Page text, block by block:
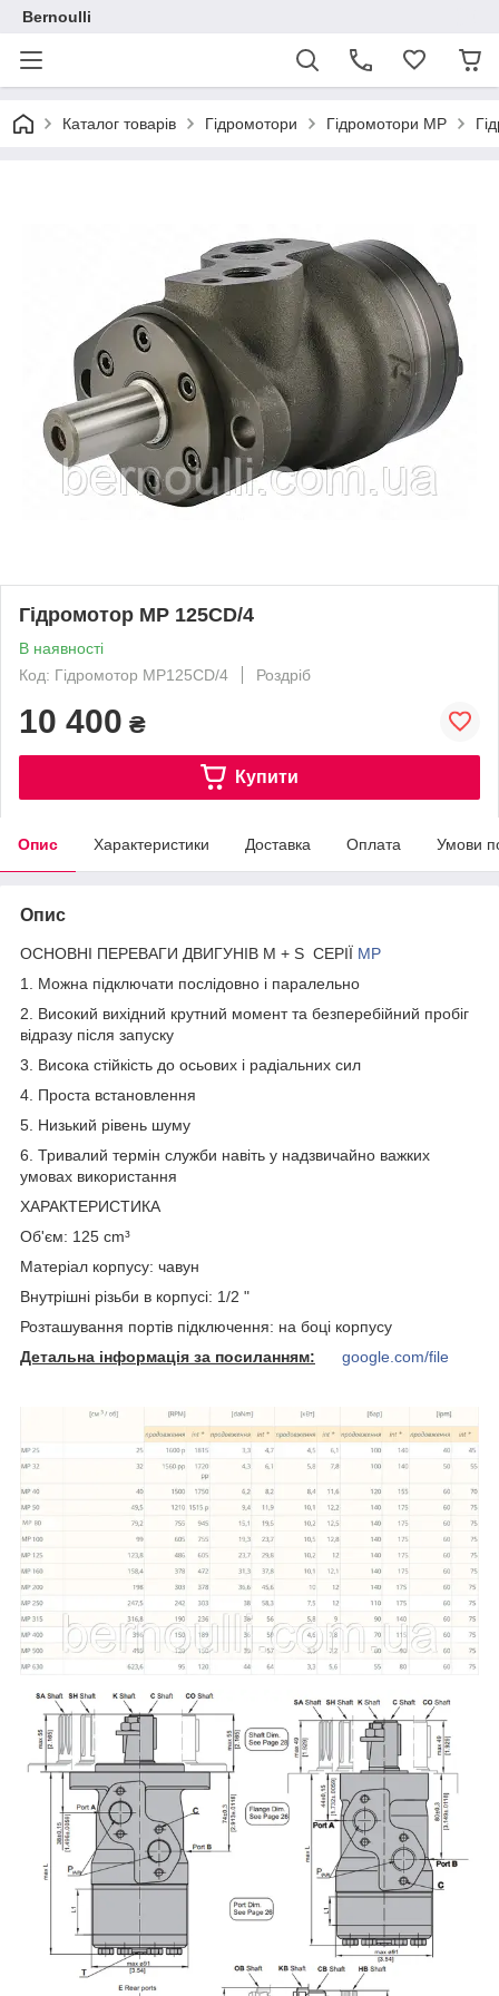
Bernoulli
Каталог товарів Гідромотори Гідромотори МР
Гідромотор МР 125СD/4
В наявності
Код: Гідромотор MP125CD/4
Роздріб
10 400 ₴
Купити
Опис Характеристики Доставка Оплата Умови
Опис
ОСНОВНІ ПЕРЕВАГИ ДВИГУНІВ M + S СЕРІЇ МР
1. Можна підключати послідовно і паралельно
2. Високий вихідний крутний момент та безперебійний пробіг
відразу після запуску
3. Висока стійкість до осьових і радіальних сил
4. Проста встановлення
5. Низький рівень шуму
6. Тривалий термін служби навіть у надзвичайно важких
умовах використання
ХАРАКТЕРИСТИКА
Об'єм: 125 cm³
Матеріал корпусу: чавун
Внутрішні різьби в корпусі: 1/2 "
Розташування портів підключення: на боці корпусу
Детальна інформація за посиланням:
google.com/file